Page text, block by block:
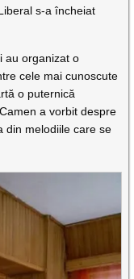
s-a încheiat
au organizat o
cele mai cunoscute
o puternică
a vorbit despre
din melodiile care se